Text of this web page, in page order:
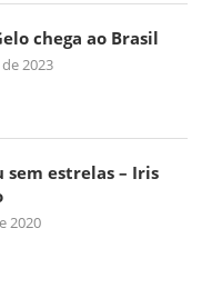
chega ao Brasil
2023
sem estrelas – Iris
2020